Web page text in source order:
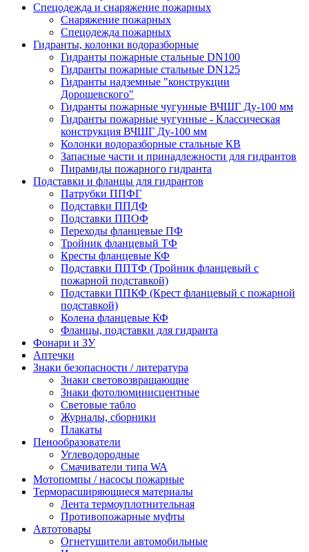
Спецодежда и снаряжение пожарных
Снаряжение пожарных
Спецодежда пожарных
Гидранты, колонки водоразборные
Гидранты пожарные стальные DN100
Гидранты пожарные стальные DN125
Гидранты надземные "конструкции
Дорошевского"
Гидранты пожарные чугунные ВЧШГ Ду-100 мм
Гидранты пожарные чугунные - Классическая
конструкция ВЧШГ Ду-100 мм
Колонки водоразборные стальные КВ
Запасные части и принадлежности для гидрантов
Пирамиды пожарного гидранта
Подставки и фланцы для гидрантов
Патрубки ППФГ
Подставки ППДФ
Подставки ППОФ
Переходы фланцевые ПФ
Тройник фланцевый ТФ
Кресты фланцевые КФ
Подставки ППТФ (Тройник фланцевый с
пожарной подставкой)
Подставки ППКФ (Крест фланцевый с пожарной
подставкой)
Колена фланцевые КФ
Фланцы, подставки для гидранта
Фонари и ЗУ
Аптечки
Знаки безопасности / литература
Знаки световозвращающие
Знаки фотолюминисцентные
Световые табло
Журналы, сборники
Плакаты
Пенообразователи
Углеводородные
Смачиватели типа WA
Мотопомпы / насосы пожарные
Терморасширяющиеся материалы
Лента термоуплотнительная
Противопожарные муфты
Автотовары
Огнетушители автомобильные